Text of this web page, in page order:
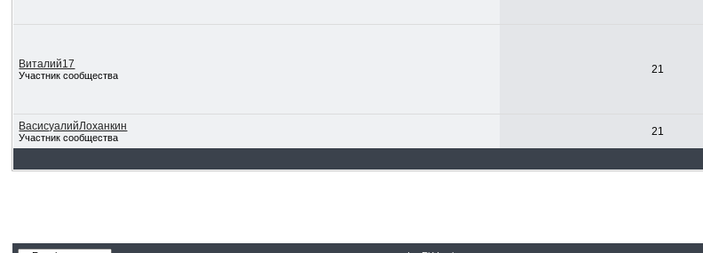
Виталий17
Участник сообщества 21
ВасисуалийЛоханкин
Участник сообщества 21